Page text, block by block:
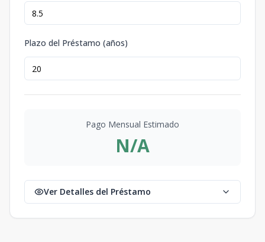
Plazo del Préstamo (años)
Pago Mensual Estimado
N/A
Ver Detalles del Préstamo